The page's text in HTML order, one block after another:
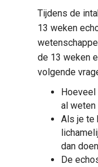
Tijdens de
13 weken
de 13 weken
volgende
al weten
Als je te
dan
De